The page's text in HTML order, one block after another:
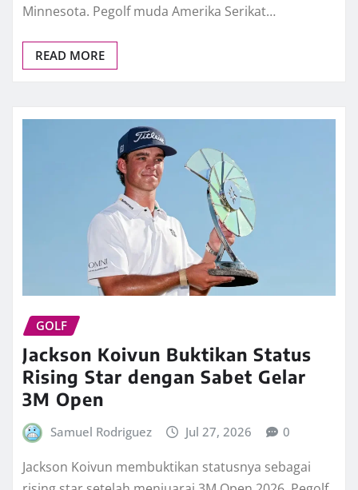
Minnesota. Pegolf muda Amerika Serikat…
READ MORE
GOLF
Jackson Koivun Buktikan Status
Rising Star dengan Sabet Gelar
3M Open
Samuel Rodriguez Jul 27, 2026 0
Jackson Koivun membuktikan statusnya sebagai